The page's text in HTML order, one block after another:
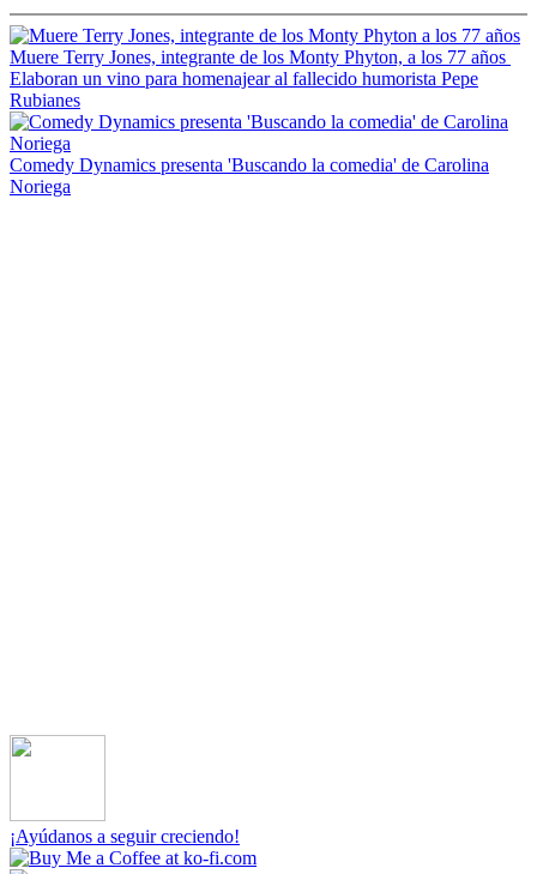
Muere Terry Jones, integrante de los Monty Phyton, a los 77 años
Elaboran un vino para homenajear al fallecido humorista Pepe
Rubianes
Comedy Dynamics presenta 'Buscando la comedia' de Carolina
Noriega
¡Ayúdanos a seguir creciendo!